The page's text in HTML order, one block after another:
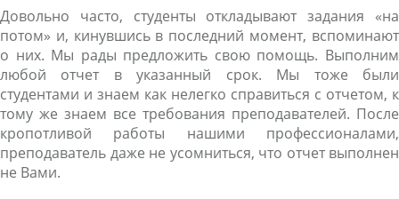
Довольно часто, студенты откладывают задания «на
потом» и, кинувшись в последний момент, вспоминают
о них. Мы рады предложить свою помощь. Выполним
любой отчет в указанный срок. Мы тоже были
студентами и знаем как нелегко справиться с отчетом, к
тому же знаем все требования преподавателей. После
кропотливой работы нашими профессионалами,
преподаватель даже не усомниться, что отчет выполнен
не Вами.